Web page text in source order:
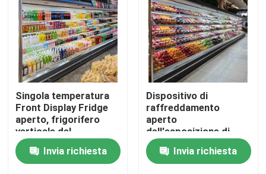
Casa
Prodotti
Video
Singola temperatura
Front Display Fridge
aperto, frigorifero
verticale del
contenitore per
esposizioneInvia richiesta
Dispositivo di
raffreddamento
aperto
dell'esposizione di
singola temperatura,
frigorifero di verdure
dell'esposizione
Invia richiesta